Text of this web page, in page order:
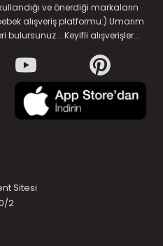
ve önerdiği markaların
alışveriş platformu:) Umarım
bulursunuz... Keyifli alışverişler...
Sitesi
2